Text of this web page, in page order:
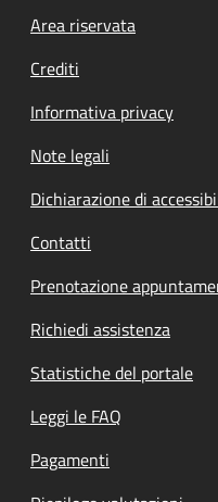
Footer menu
Area riservata
Crediti
Informativa privacy
Note legali
Dichiarazione di
Contatti
Prenotazione
Richiedi assistenza
Statistiche del portale
Leggi le FAQ
Pagamenti